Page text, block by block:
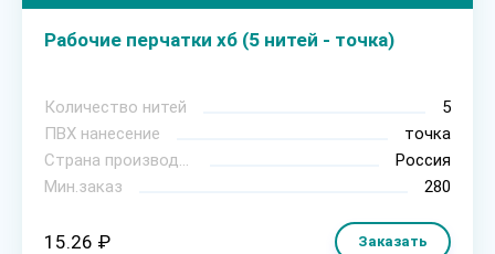
Рабочие перчатки хб (5 нитей - точка)
Количество нитей
5
ПВХ нанесение
точка
Страна производитель
Россия
Мин.заказ
280
15.26 ₽ Заказать